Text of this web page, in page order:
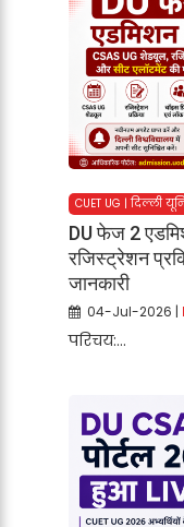
CUET UG | दिल्ली
DU फेज 2
रजिस्ट्रेशन
जानकारी
04-Jul-2026 |
परिचय:...